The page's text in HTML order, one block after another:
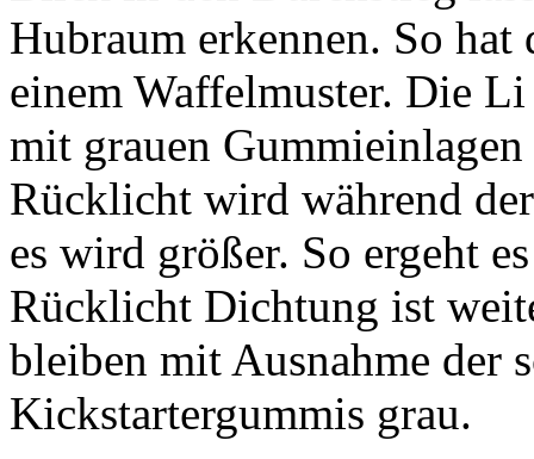
Hubraum erkennen. So
einem Waffelmuster. Die
mit grauen
Rücklicht wird während
es wird größer. So ergeht
Rücklicht Dichtung ist
bleiben mit Ausnahme der
Kickstartergummis grau.